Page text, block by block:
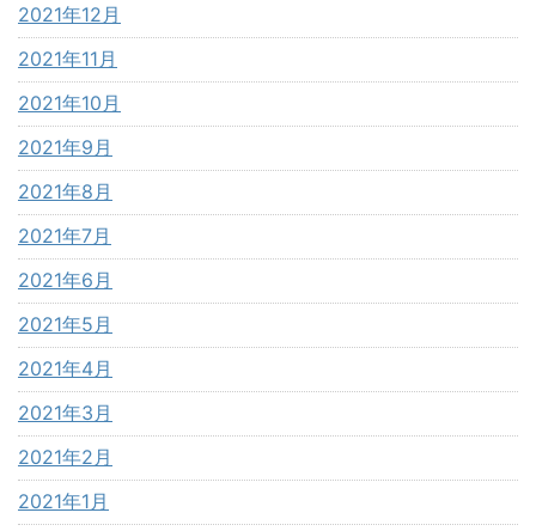
2021年12月
2021年11月
2021年10月
2021年9月
2021年8月
2021年7月
2021年6月
2021年5月
2021年4月
2021年3月
2021年2月
2021年1月